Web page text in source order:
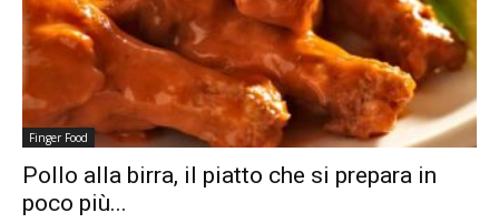
Finger Food
Pollo alla birra, il piatto che si prepara in
poco più...